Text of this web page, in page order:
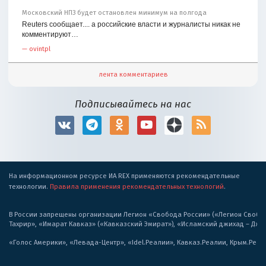
Московский НПЗ будет остановлен минимум на полгода
Reuters сообщает.... а российские власти и журналисты никак не
комментируют…
— ovintpl
лента комментариев
Подписывайтесь на нас
На информационном ресурсе ИА REX применяются рекомендательные
технологии. Правила применения рекомендательных технологий.
В России запрещены организации Легион «Свобода России» («Легион
Тахрир», «Имарат Кавказ» («Кавказский Эмират»), «Исламский джихад –
«Голос Америки», «Левада-Центр», «Idel.Реалии», Кавказ.Реалии,